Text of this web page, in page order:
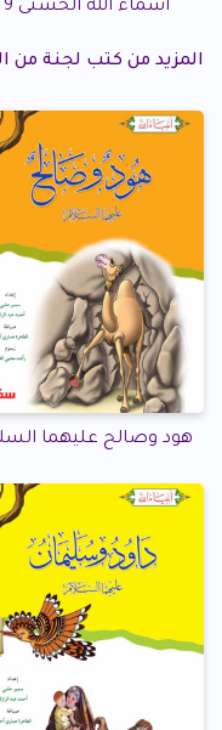
أسماء الله الحسنى 9
المزيد من كتب لجنة
هود وصالح عليهما